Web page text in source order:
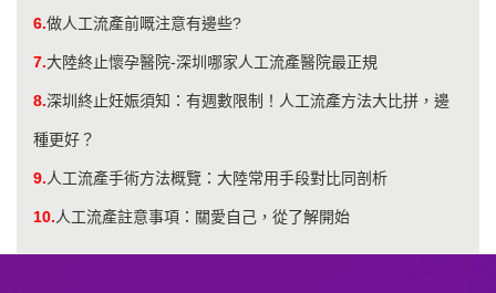
6.做人工流產前嘅注意有邊些?
7.大陸終止懷孕醫院-深圳哪家人工流產醫院最正規
8.深圳終止妊娠須知：有週數限制！人工流產方法大比拼，邊
種更好？
9.人工流產手術方法概覽：大陸常用手段對比同剖析
10.人工流產註意事項：關愛自己，從了解開始